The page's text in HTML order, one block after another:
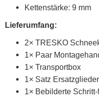
Kettenstärke: 9 mm
Lieferumfang:
2× TRESKO
1× Paar
1× Transportbox
1× Satz
1× Bebilderte